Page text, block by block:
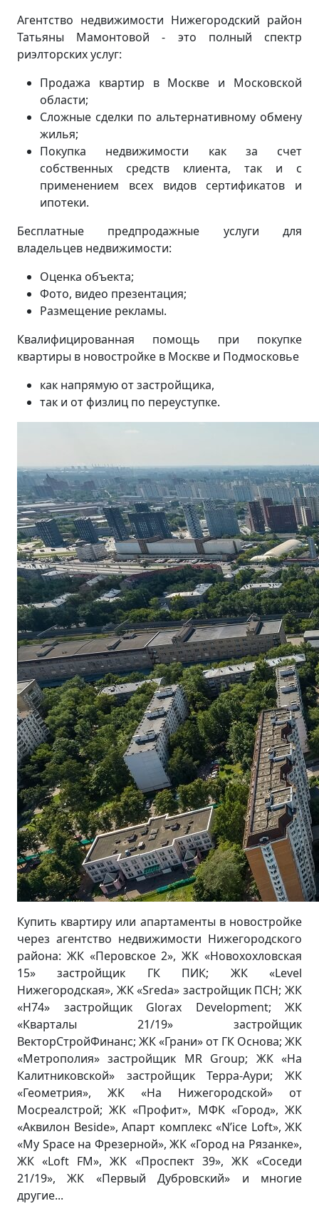
Агентство недвижимости Нижегородский район
Татьяны Мамонтовой - это полный спектр
риэлторских услуг:
Продажа квартир в Москве и Московской
области;
Сложные сделки по альтернативному обмену
жилья;
Покупка недвижимости как за счет
собственных средств клиента, так и с
применением всех видов сертификатов и
ипотеки.
Бесплатные предпродажные услуги для
владельцев недвижимости:
Оценка объекта;
Фото, видео презентация;
Размещение рекламы.
Квалифицированная помощь при покупке
квартиры в новостройке в Москве и Подмосковье
как напрямую от застройщика,
так и от физлиц по переуступке.
Купить квартиру или апартаменты в новостройке
через агентство недвижимости Нижегородского
района: ЖК «Перовское 2», ЖК «Новохохловская
15» застройщик ГК ПИК; ЖК «Level
Нижегородская», ЖК «Sreda» застройщик ПСН; ЖК
«Н74» застройщик Glorax Development; ЖК
«Кварталы 21/19» застройщик
ВекторСтройФинанс; ЖК «Грани» от ГК Основа; ЖК
«Метрополия» застройщик MR Group; ЖК «На
Калитниковской» застройщик Терра-Аури; ЖК
«Геометрия», ЖК «На Нижегородской» от
Мосреалстрой; ЖК «Профит», МФК «Город», ЖК
«Аквилон Beside», Апарт комплекс «N’ice Loft», ЖК
«My Space на Фрезерной», ЖК «Город на Рязанке»,
ЖК «Loft FM», ЖК «Проспект 39», ЖК «Соседи
21/19», ЖК «Первый Дубровский» и многие
другие...